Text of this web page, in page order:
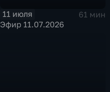
11 июля
61 мин
Эфир 11.07.2026